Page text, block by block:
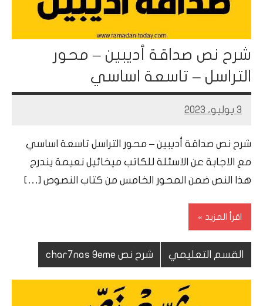
شرح نص صداقة أديبين – محور
التراسل – تاسعة اساسي
3 يوليو، 2023
Mohamed
شرح نص صداقة أديبين – محور التراسل تاسعة اساسي
مع الاجابة عن الاسئلة للكاتب ميخائيل نعيمة يندرج
هذا النص ضمن المحور الخامس من كتاب النصوص […]
اقرأ المزيد
القسم التعليمي شرح نص char7nas 9eme